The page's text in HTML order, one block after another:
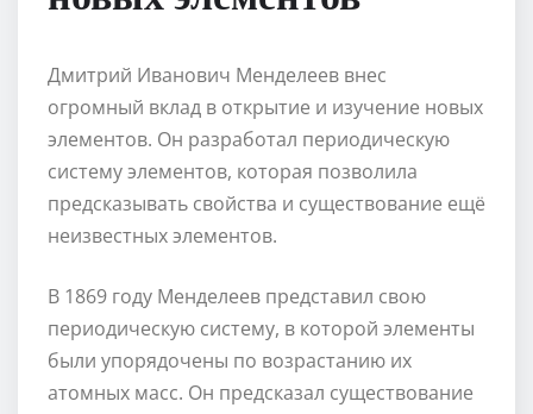
Дмитрий Иванович Менделеев внес
огромный вклад в открытие и изучение новых
элементов. Он разработал периодическую
систему элементов, которая позволила
предсказывать свойства и существование ещё
неизвестных элементов.
В 1869 году Менделеев представил свою
периодическую систему, в которой элементы
были упорядочены по возрастанию их
атомных масс. Он предсказал существование